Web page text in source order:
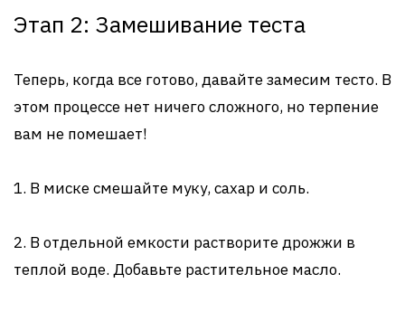
Этап 2: Замешивание теста
Теперь, когда все готово, давайте замесим тесто. В
этом процессе нет ничего сложного, но терпение
вам не помешает!
1. В миске смешайте муку, сахар и соль.
2. В отдельной емкости растворите дрожжи в
теплой воде. Добавьте растительное масло.